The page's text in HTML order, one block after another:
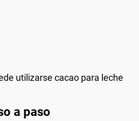
utilizarse cacao para leche
a paso